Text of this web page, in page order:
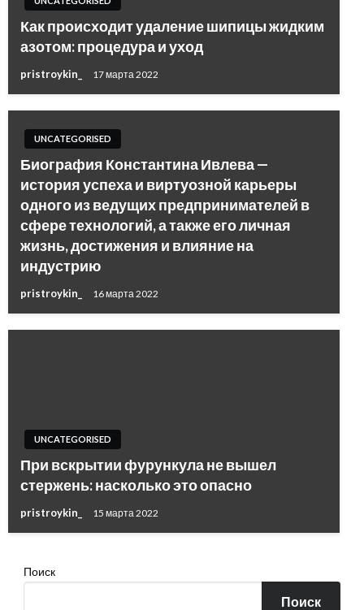
Как происходит удаление шипицы жидким
азотом: процедура и уход
pristroykin_ 17 марта 2022
UNCATEGORISED
Биография Константина Ивлева —
история успеха и виртуозной карьеры
одного из ведущих предпринимателей в
сфере технологий, а также его личная
жизнь, достижения и влияние на
индустрию
pristroykin_ 16 марта 2022
UNCATEGORISED
При вскрытии фурункула не вышел
стержень: насколько это опасно
pristroykin_ 15 марта 2022
Поиск
Поиск